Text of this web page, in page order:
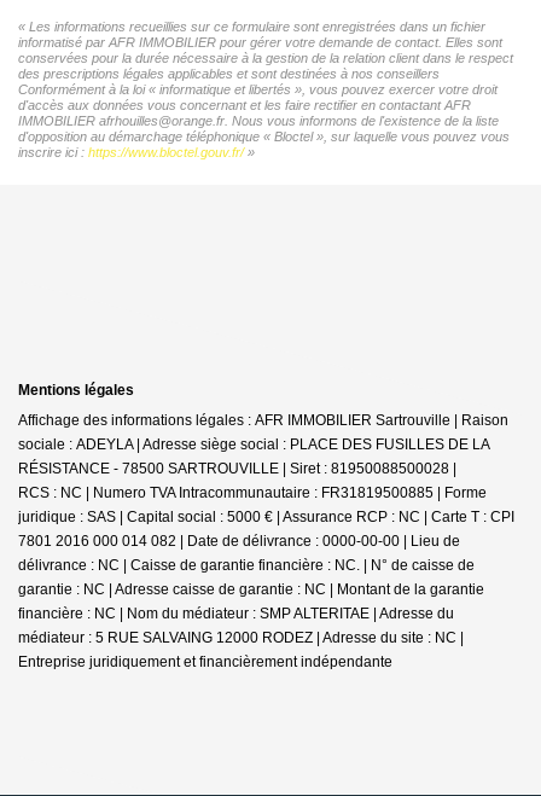
« Les informations recueillies sur ce formulaire sont enregistrées dans un fichier
informatisé par AFR IMMOBILIER pour gérer votre demande de contact. Elles sont
conservées pour la durée nécessaire à la gestion de la relation client dans le respect
des prescriptions légales applicables et sont destinées à nos conseillers
Conformément à la loi « informatique et libertés », vous pouvez exercer votre droit
d'accès aux données vous concernant et les faire rectifier en contactant AFR
IMMOBILIER afrhouilles@orange.fr. Nous vous informons de l'existence de la liste
d'opposition au démarchage téléphonique « Bloctel », sur laquelle vous pouvez vous
inscrire ici : https://www.bloctel.gouv.fr/»
Mentions légales
Affichage des informations légales : AFR IMMOBILIER Sartrouville | Raison
sociale : ADEYLA | Adresse siège social : PLACE DES FUSILLES DE LA
RÉSISTANCE - 78500 SARTROUVILLE | Siret : 81950088500028 |
RCS : NC | Numero TVA Intracommunautaire : FR31819500885 | Forme
juridique : SAS | Capital social : 5000 € | Assurance RCP : NC | Carte T : CPI
7801 2016 000 014 082 | Date de délivrance : 0000-00-00 | Lieu de
délivrance : NC | Caisse de garantie financière : NC. | N° de caisse de
garantie : NC | Adresse caisse de garantie : NC | Montant de la garantie
financière : NC | Nom du médiateur : SMP ALTERITAE | Adresse du
médiateur : 5 RUE SALVAING 12000 RODEZ | Adresse du site : NC |
Entreprise juridiquement et financièrement indépendante